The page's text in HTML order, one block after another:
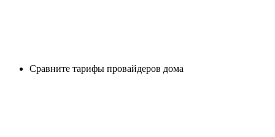
Сравните тарифы провайдеров дома